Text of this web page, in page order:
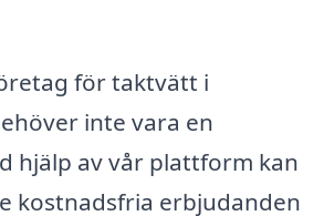
för taktvätt i
inte vara en
hjälp av vår plattform kan
kostnadsfria erbjudanden